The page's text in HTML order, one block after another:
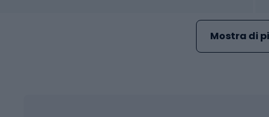
Mostra di